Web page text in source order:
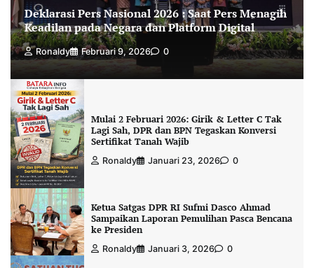
Deklarasi Pers Nasional 2026 : Saat Pers Menagih
Keadilan pada Negara dan Platform Digital
Ronaldy Februari 9, 2026 0
Mulai 2 Februari 2026: Girik & Letter C Tak
Lagi Sah, DPR dan BPN Tegaskan Konversi
Sertifikat Tanah Wajib
Ronaldy Januari 23, 2026 0
Ketua Satgas DPR RI Sufmi Dasco Ahmad
Sampaikan Laporan Pemulihan Pasca Bencana
ke Presiden
Ronaldy Januari 3, 2026 0